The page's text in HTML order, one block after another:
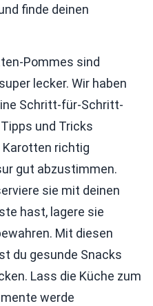
finde deinen
Pommes sind
lecker. Wir haben
Schritt-für-Schritt-
und Tricks
Karotten richtig
gut abzustimmen.
sie mit deinen
hast, lagere sie
Mit diesen
du gesunde Snacks
Lass die Küche zum
werde